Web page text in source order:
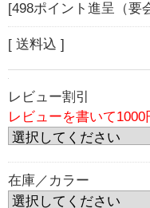
[498ポイント進呈（要
[ 送料込 ]
レビュー割引
レビューを書いて1000
在庫／カラー